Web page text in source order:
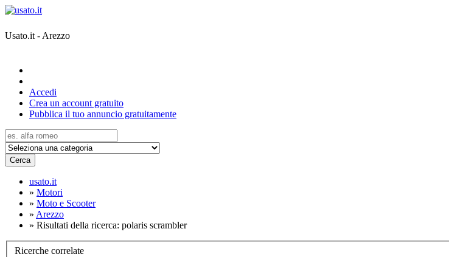
Usato.it - Arezzo
Accedi
Crea un account gratuito
Pubblica il tuo annuncio gratuitamente
Cerca
usato.it
» Motori
» Moto e Scooter
» Arezzo
» Risultati della ricerca: polaris scrambler
Ricerche correlate